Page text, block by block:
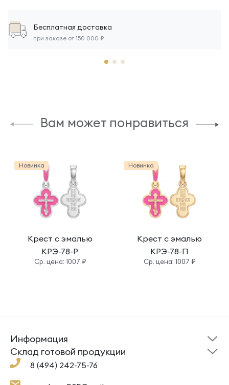
Бесплатная доставка
при заказе от 150 000 ₽
Вам может понравиться
Новинка
Крест с эмалью
КРЭ-78-Р
Cр. цена: 1007 ₽
Новинка
Крест с эмалью
КРЭ-78-П
Cр. цена: 1007 ₽
8 (494) 242-75-76
Информация
Склад готовой
продукции
Под заказ
О компании
Помощь
Cклад готовой продукции
Кресты
Кольца
Ложки